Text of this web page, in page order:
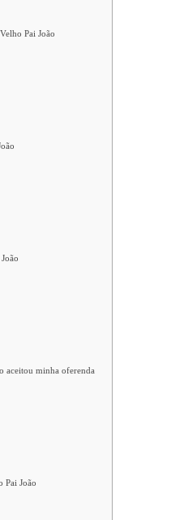
Pai João
aceitou minha oferenda
Pai João